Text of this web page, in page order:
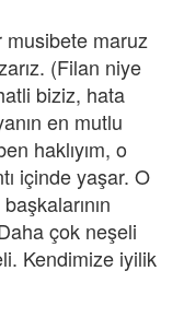
maruz
(Filan niye
biziz, hata
en mutlu
haklıyım, o
içinde yaşar. O
çok neşeli
Kendimize iyilik